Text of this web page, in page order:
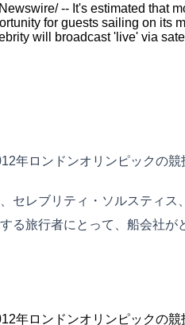
-- It's estimated that
for guests sailing on its
will broadcast 'live' via
年ロンドンオリンピックの
セレブリティ・ソルスティ
る旅行者にとって、船会社
年ロンドンオリンピックの